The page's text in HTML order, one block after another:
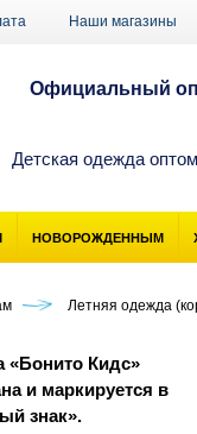
Наши магазины
Официальный
Детская одежда
НОВОРОЖДЕННЫМ
Летняя одежда
«Бонито Кидс»
и маркируется в
знак».